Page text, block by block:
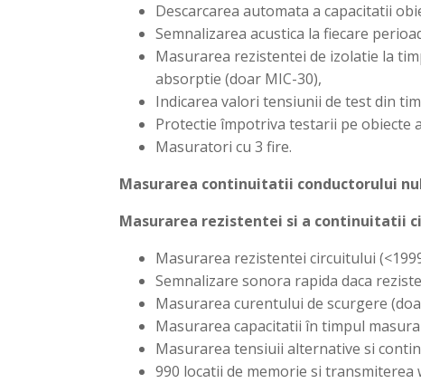
Descarcarea automata a capacitatii
Semnalizarea acustica la fiecare
Masurarea rezistentei de izolatie la
absorptie (doar MIC-30),
Indicarea valori tensiunii de test din
Protectie împotriva testarii pe obiecte
Masuratori cu 3 fire.
Masurarea continuitatii conductorului
Masurarea rezistentei si a continuitatii
Masurarea rezistentei circuitului
Semnalizare sonora rapida daca
Masurarea curentului de scurgere
Masurarea capacitatii în timpul
Masurarea tensiuii alternative si
990 locatii de memorie si transmiterea